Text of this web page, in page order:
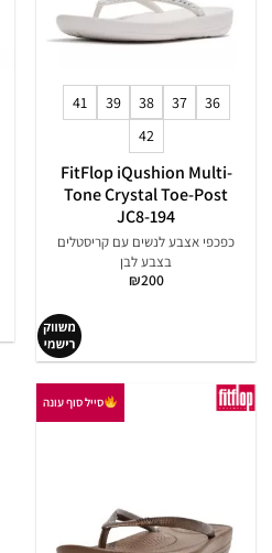
36
37
38
39
41
42
FitFlop iQushion Multi-
Tone Crystal Toe-Post
JC8-194
כפכפי אצבע לנשים עם קריסטלים
בצבע לבן
₪200
סייל סוף עונה